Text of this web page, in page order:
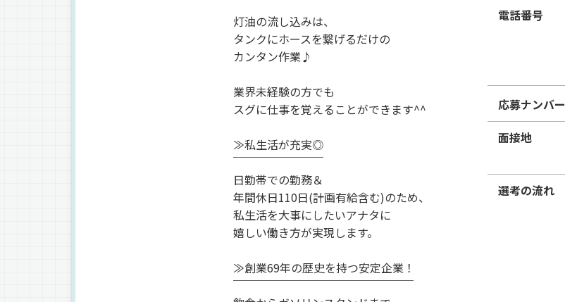
灯油の流し込みは、
タンクにホースを繋げるだけの
カンタン作業♪
業界未経験の方でも
スグに仕事を覚えることができます^^
≫私生活が充実◎
￣￣￣￣￣￣￣￣
日勤帯での勤務＆
年間休日110日(計画有給含む)のため、
私生活を大事にしたいアナタに
嬉しい働き方が実現します。
≫創業69年の歴史を持つ安定企業！
￣￣￣￣￣￣￣￣￣￣￣￣￣￣￣￣
電話番号
応募ナンバー
面接地
選考の流れ